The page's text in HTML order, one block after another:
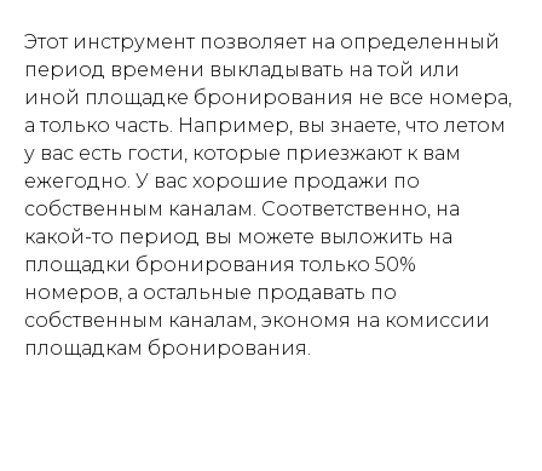
Этот инструмент позволяет на определенный
период времени выкладывать на той или
иной площадке бронирования не все номера,
а только часть. Например, вы знаете, что летом
у вас есть гости, которые приезжают к вам
ежегодно. У вас хорошие продажи по
собственным каналам. Соответственно, на
какой-то период вы можете выложить на
площадки бронирования только 50%
номеров, а остальные продавать по
собственным каналам, экономя на комиссии
площадкам бронирования.